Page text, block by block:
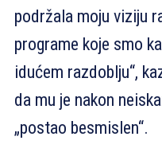
podržala moju viziju
programe koje smo
idućem razdoblju“,
da mu je nakon
„postao besmislen“.